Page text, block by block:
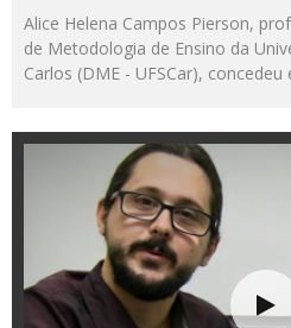
Alice Helena Campos Pierson,
de Metodologia de Ensino da
Carlos (DME - UFSCar), concedeu